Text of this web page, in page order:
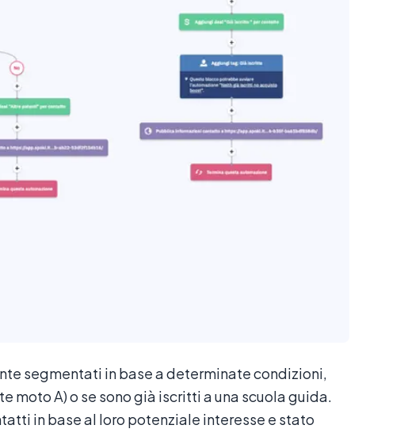
segmentati in base a determinate condizioni,
A) o se sono già iscritti a una scuola guida.
in base al loro potenziale interesse e stato